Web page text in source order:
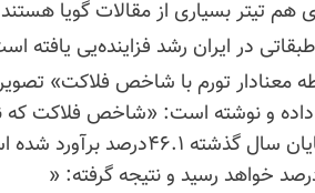
هم تیتر بسیاری از مقالات گویا
در ایران رشد فزاینده‌یی یافته
معنادار تورم با شاخص فلاکت»
داده و نوشته است: «شاخص فلاکت
نرخ بیکاری است، در پایان